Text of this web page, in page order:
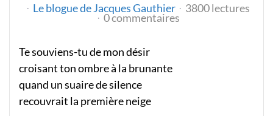
Le blogue de Jacques Gauthier
3800 lectures
0 commentaires
Te souviens-tu de mon désir
croisant ton ombre à la brunante
quand un suaire de silence
recouvrait la première neige